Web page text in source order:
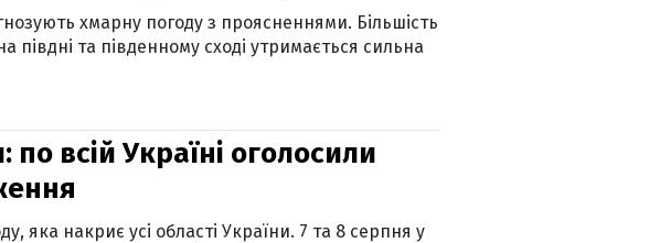
хмарну погоду з проясненнями. Більшість
півдні та південному сході утримається сильна
по всій Україні оголосили
яка накриє усі області України. 7 та 8 серпня у